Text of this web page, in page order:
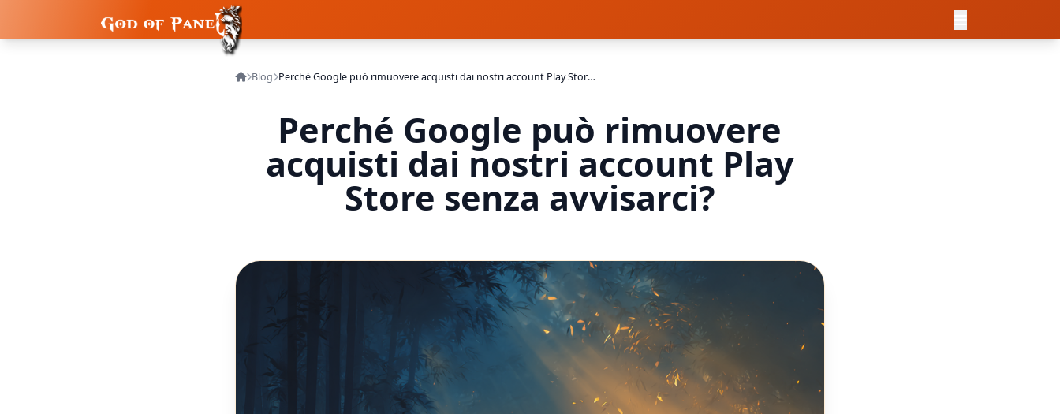
Blog Perché Google può rimuovere acquisti dai nostri account Play Store senza avvisarci?
Perché Google può rimuovere
acquisti dai nostri account Play
Store senza avvisarci?